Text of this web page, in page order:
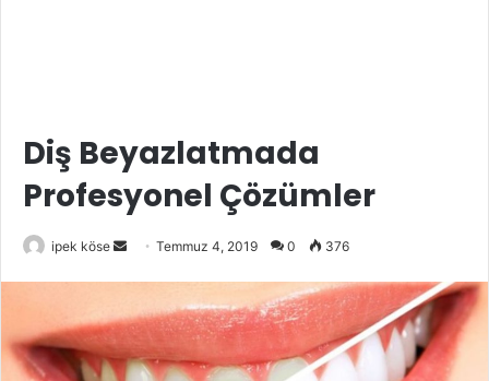
Diş Beyazlatmada
Profesyonel Çözümler
ipek köse
Bir
göndermek
Temmuz 4, 2019 0 376